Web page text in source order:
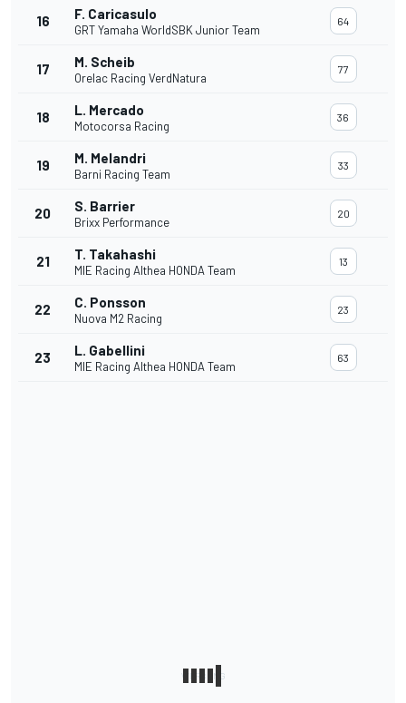
16 F. Caricasulo
GRT Yamaha WorldSBK Junior Team
64
17 M. Scheib
Orelac Racing VerdNatura
77
18 L. Mercado
Motocorsa Racing
36
19 M. Melandri
Barni Racing Team
33
20 S. Barrier
Brixx Performance
20
21 T. Takahashi
MIE Racing Althea HONDA Team
13
22 C. Ponsson
Nuova M2 Racing
23
23 L. Gabellini
MIE Racing Althea HONDA Team
63